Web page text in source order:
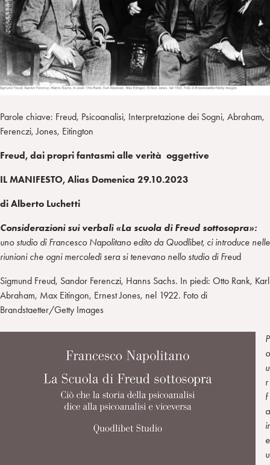
Parole chiave: Freud, Psicoanalisi, Interpretazione dei Sogni, Abraham,
Ferenczi, Jones, Eitington
Freud, dai propri fantasmi alle verità oggettive
IL MANIFESTO, Alias Domenica 29.10.2023
di Alberto Luchetti
Considerazioni sui verbali «La scuola di Freud sottosopra»:
uno studio di Francesco Napolitano edito da Quodlibet, ci introduce nelle
riunioni che ogni mercoledì sera si tenevano nello studio di Freud
Sigmund Freud, Sandor Ferenczi, Hanns Sachs. In piedi: Otto Rank, Karl
Abraham, Max Eitingon, Ernest Jones, nel 1922. Foto di
Brandstaetter/Getty Images
P
o
u
r
f
a
ir
e
u